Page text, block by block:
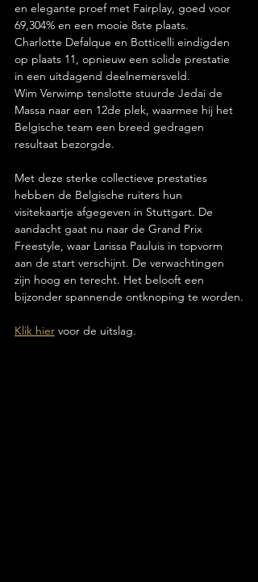
en elegante proef met Fairplay, goed voor
69,304% en een mooie 8ste plaats.
Charlotte Defalque en Botticelli eindigden
op plaats 11, opnieuw een solide prestatie
in een uitdagend deelnemersveld.
Wim Verwimp tenslotte stuurde Jedai de
Massa naar een 12de plek, waarmee hij het
Belgische team een breed gedragen
resultaat bezorgde.
Met deze sterke collectieve prestaties
hebben de Belgische ruiters hun
visitekaartje afgegeven in Stuttgart. De
aandacht gaat nu naar de Grand Prix
Freestyle, waar Larissa Pauluis in topvorm
aan de start verschijnt. De verwachtingen
zijn hoog en terecht. Het belooft een
bijzonder spannende ontknoping te worden.
Klik hier voor de uitslag.